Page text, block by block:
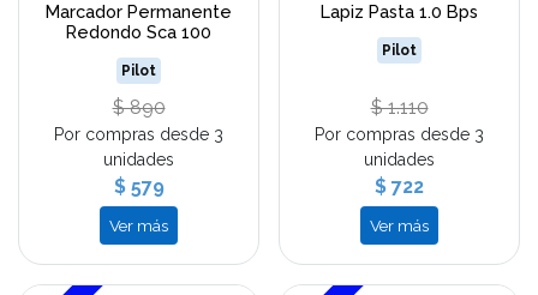
Marcador Permanente
Redondo Sca 100
Pilot
$ 890
Por compras desde 3
unidades
$ 579
Ver más
Lapiz Pasta 1.0 Bps
Pilot
$ 1.110
Por compras desde 3
unidades
$ 722
Ver más